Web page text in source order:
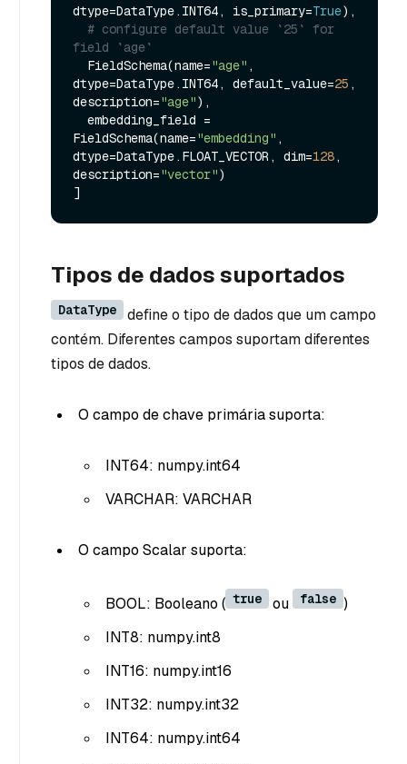
dtype=DataType.INT64, is_primary=True),
# configure default value `25` for
field `age`
  FieldSchema(name=
"age" ,
dtype=DataType.INT64, default_value=25 ,
description="age"),
FieldSchema(name="embedding" ,
dtype=DataType.FLOAT_VECTOR, dim=128,
description="vector")
Tipos de dados suportados
DataType
define o tipo de dados que um campo
contém. Diferentes campos suportam diferentes
tipos de dados.
O campo de chave primária suporta:
INT64: numpy.int64
VARCHAR: VARCHAR
O campo Scalar suporta:
BOOL: Booleano ( true ou false )
INT8: numpy.int8
INT16: numpy.int16
INT32: numpy.int32
INT64: numpy.int64